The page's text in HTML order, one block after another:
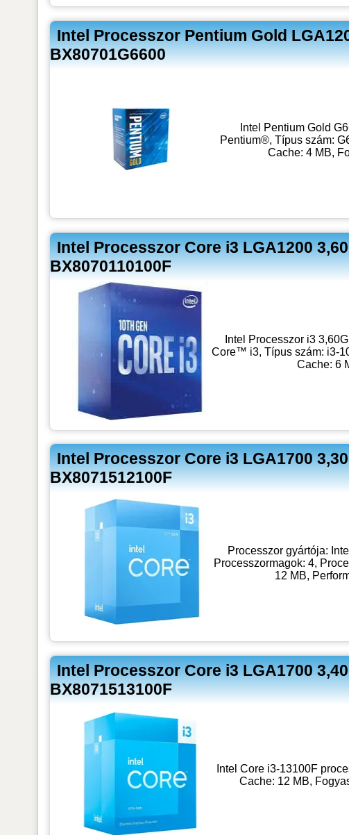
Intel Processzor Pentium Gold
BX80701G6600
Intel Pentium Gold
Pentium®, Típus szám:
Cache: 4 MB,
Intel Processzor Core i3 LGA1200
BX8070110100F
Intel Processzor i3
Core™ i3, Típus szám: i3-
Cache: 6
Intel Processzor Core i3 LGA1700
BX8071512100F
Processzor gyártója:
Processzormagok: 4,
12 MB,
Intel Processzor Core i3 LGA1700
BX8071513100F
Intel Core i3-13100F
Cache: 12 MB,